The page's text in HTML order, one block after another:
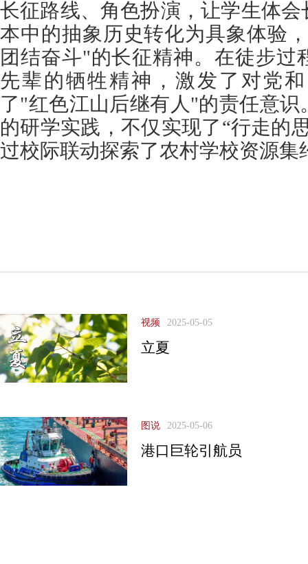
长征路线、角色扮演，让学生体
本中的抽象历史转化为具象体验
团结奋斗"的长征精神。在徒步过
先辈的牺牲精神，激发了对党
了"红色江山后继有人"的责任意
的研学实践，不仅实现了“行走的
过校际联动探索了农村学校资源集
视频 2025-05-05
立夏
图说 2025-05-06
港口巨轮引航员